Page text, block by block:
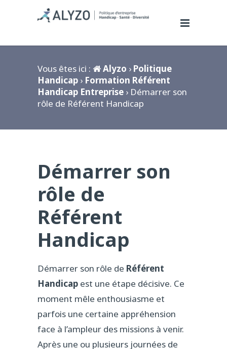
Vous êtes ici : Alyzo › Politique
Handicap › Formation Référent
Handicap Entreprise › Démarrer son
rôle de Référent Handicap
Démarrer son
rôle de
Référent
Handicap
Démarrer son rôle de Référent
Handicap est une étape décisive. Ce
moment mêle enthousiasme et
parfois une certaine appréhension
face à l’ampleur des missions à venir.
Après une ou plusieurs journées de